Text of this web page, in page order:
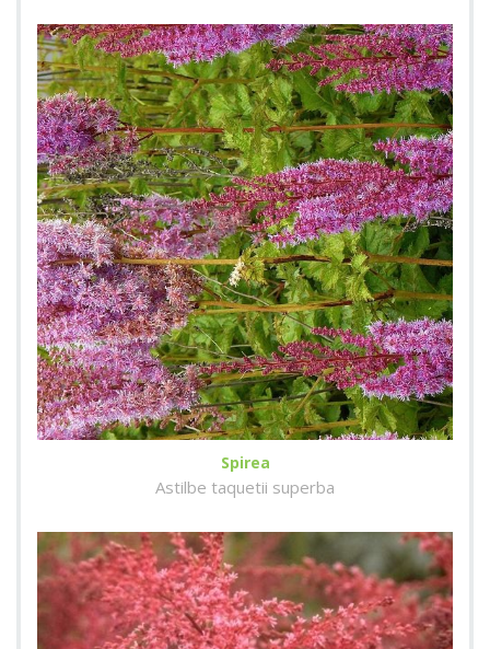
Spirea
Astilbe taquetii superba